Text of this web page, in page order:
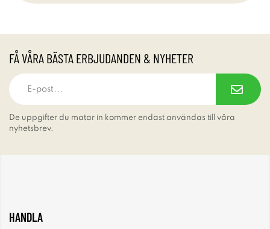
FÅ VÅRA BÄSTA ERBJUDANDEN & NYHETER
De uppgifter du matar in kommer endast användas till våra
nyhetsbrev.
HANDLA